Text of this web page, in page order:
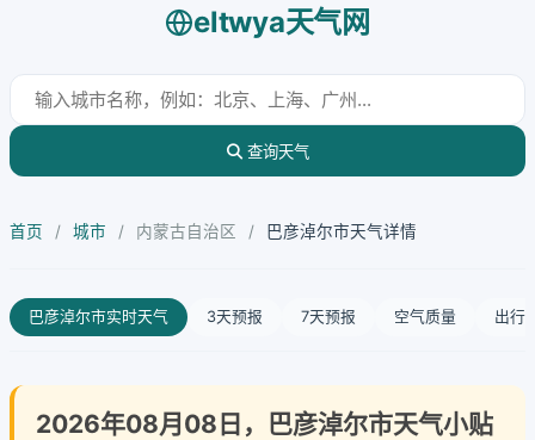
eltwya天气网
查询天气
首页 / 城市 / 内蒙古自治区 / 巴彦淖尔市天气详情
巴彦淖尔市实时天气 3天预报 7天预报 空气质量 出行
2026年08月08日，巴彦淖尔市天气小贴